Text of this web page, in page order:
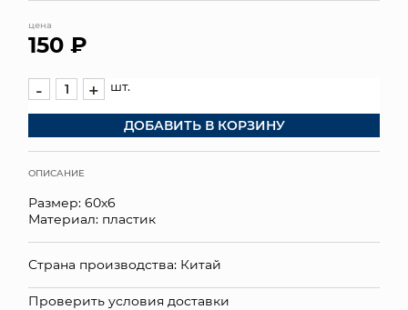
ТОРГОВЫЙ ЦЕНТР
ДОСТАВКА И ОПЛАТА
КОНТАКТЫ
цена
150 ₽
- + шт.
ДОБАВИТЬ В КОРЗИНУ
ОПИСАНИЕ
Размер: 60х6
Материал: пластик
Страна производства: Китай
Проверить условия доставки